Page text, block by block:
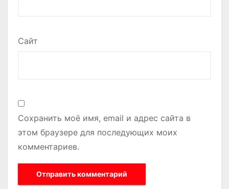
Сайт
Сохранить моё имя, email и адрес сайта в
этом браузере для последующих моих
комментариев.